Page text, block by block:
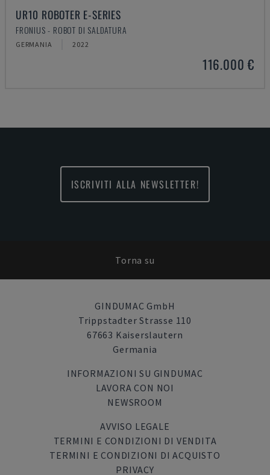
UR10 ROBOTER E-SERIES
FRONIUS - ROBOT DI SALDATURA
GERMANIA 2022
116.000 €
ISCRIVITI ALLA NEWSLETTER!
Torna su
GINDUMAC GmbH
Trippstadter Strasse 110
67663 Kaiserslautern
Germania
INFORMAZIONI SU GINDUMAC
LAVORA CON NOI
NEWSROOM
AVVISO LEGALE
TERMINI E CONDIZIONI DI VENDITA
TERMINI E CONDIZIONI DI ACQUISTO
PRIVACY